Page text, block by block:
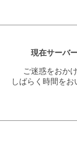
現在サーバ
ご迷惑をおか
しばらく時間を